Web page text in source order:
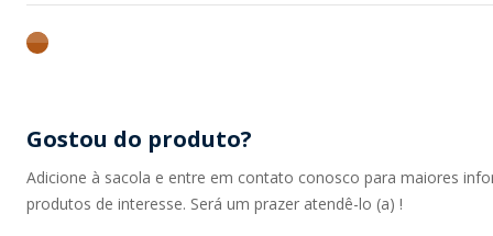
ambar
Gostou do produto?
Adicione à sacola e entre em contato conosco para maiores
produtos de interesse. Será um prazer atendê-lo (a) !